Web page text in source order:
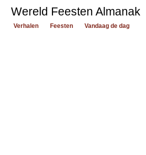
Wereld Feesten Almanak
Verhalen Feesten Vandaag de dag